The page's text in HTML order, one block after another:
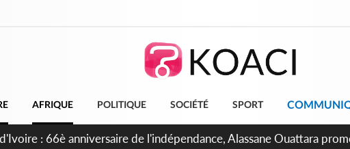
AFRIQUE POLITIQUE SOCIÉTÉ SPORT
: 66è anniversaire de l'indépendance, Alassane Ouattara